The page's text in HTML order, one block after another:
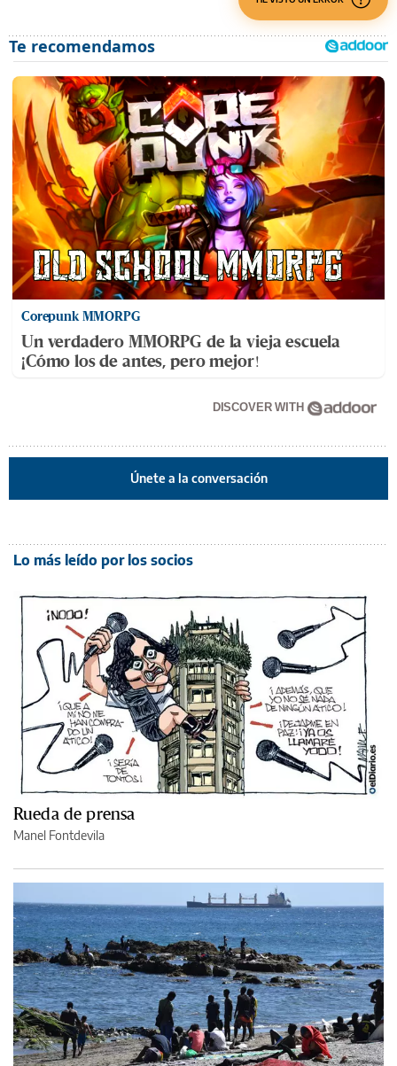
Corepunk MMORPG
Un verdadero MMORPG de la vieja escuela
¡Cómo los de antes, pero mejor!
DISCOVER WITH
Únete a la conversación
Lo más leído por los socios
Rueda de prensa
Manel Fontdevila